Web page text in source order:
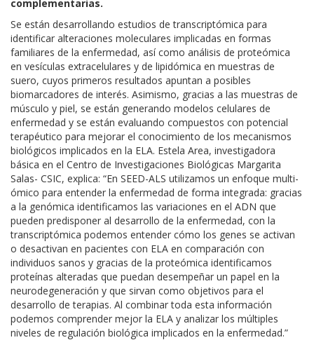
complementarias.
Se están desarrollando estudios de transcriptómica para
identificar alteraciones moleculares implicadas en formas
familiares de la enfermedad, así como análisis de proteómica
en vesículas extracelulares y de lipidómica en muestras de
suero, cuyos primeros resultados apuntan a posibles
biomarcadores de interés. Asimismo, gracias a las muestras de
músculo y piel, se están generando modelos celulares de
enfermedad y se están evaluando compuestos con potencial
terapéutico para mejorar el conocimiento de los mecanismos
biológicos implicados en la ELA. Estela Area, investigadora
básica en el Centro de Investigaciones Biológicas Margarita
Salas- CSIC, explica: “En SEED-ALS utilizamos un enfoque multi-
ómico para entender la enfermedad de forma integrada: gracias
a la genómica identificamos las variaciones en el ADN que
pueden predisponer al desarrollo de la enfermedad, con la
transcriptómica podemos entender cómo los genes se activan
o desactivan en pacientes con ELA en comparación con
individuos sanos y gracias de la proteómica identificamos
proteínas alteradas que puedan desempeñar un papel en la
neurodegeneración y que sirvan como objetivos para el
desarrollo de terapias. Al combinar toda esta información
podemos comprender mejor la ELA y analizar los múltiples
niveles de regulación biológica implicados en la enfermedad.”